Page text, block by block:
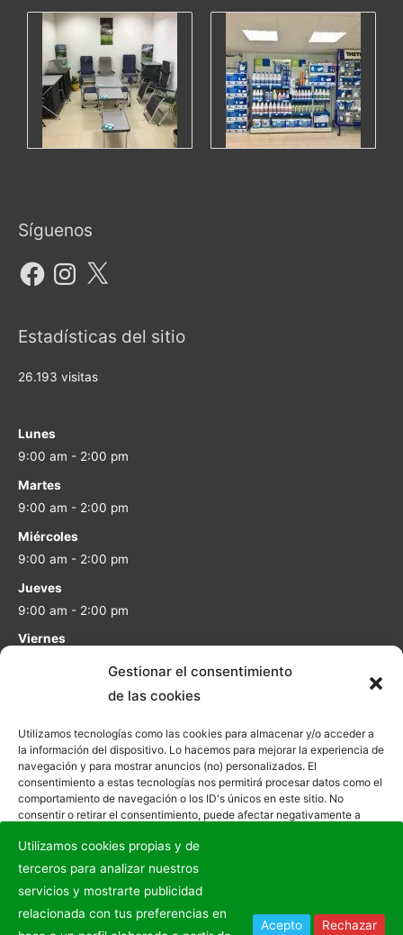
Gestionar el consentimiento
de las cookies
Utilizamos tecnologías como las cookies para almacenar y/o acceder a
la información del dispositivo. Lo hacemos para mejorar la experiencia de
navegación y para mostrar anuncios (no) personalizados. El
consentimiento a estas tecnologías nos permitirá procesar datos como el
comportamiento de navegación o los ID's únicos en este sitio. No
consentir o retirar el consentimiento, puede afectar negativamente a
Aceptar
Denegar
Síguenos
Facebook
Estadísticas del sitio
26.193 visitas
Lunes
9:00 am - 2:00 pm
Martes
9:00 am - 2:00 pm
Miércoles
9:00 am - 2:00 pm
Jueves
9:00 am - 2:00 pm
Viernes
Domingo
Cerrado
Utilizamos cookies propias y de
terceros para analizar nuestros
servicios y mostrarte publicidad
relacionada con tus preferencias en
Acepto Rechazar